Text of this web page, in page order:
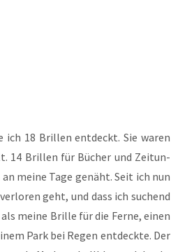
18 Bril­len ent­deckt. Sie waren
14 Bril­len für Bücher und Zei­tun­
mei­ne Tage genäht. Seit ich nun
geht, und dass ich suchend
mei­ne Bril­le für die Fer­ne, einen
Park bei Regen ent­deck­te. Der